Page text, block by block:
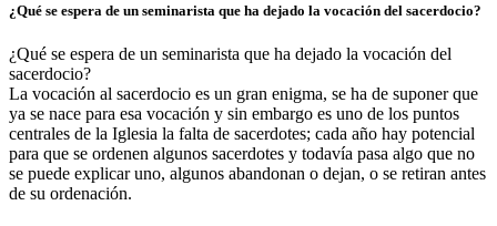
¿Qué se espera de un seminarista que ha dejado la vocación del sacerdocio?
¿Qué se espera de un seminarista que ha dejado la vocación del
sacerdocio?
La vocación al sacerdocio es un gran enigma, se ha de suponer que
ya se nace para esa vocación y sin embargo es uno de los puntos
centrales de la Iglesia la falta de sacerdotes; cada año hay potencial
para que se ordenen algunos sacerdotes y todavía pasa algo que no
se puede explicar uno, algunos abandonan o dejan, o se retiran antes
de su ordenación.